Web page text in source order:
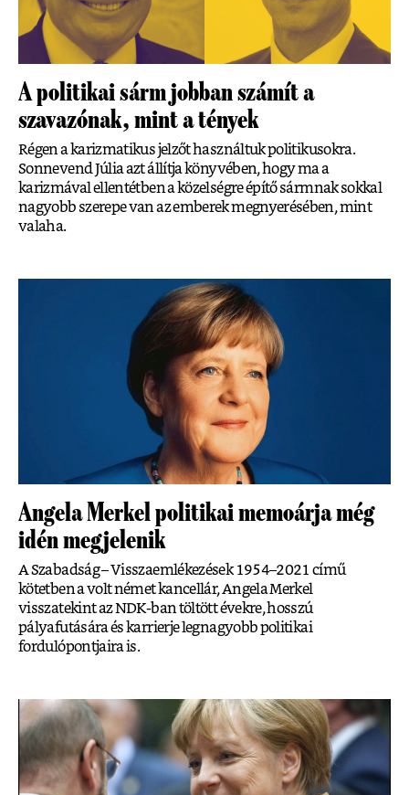
A politikai sárm jobban számít a
szavazónak, mint a tények
Régen a karizmatikus jelzőt használtuk politikusokra.
Sonnevend Júlia azt állítja könyvében, hogy ma a
karizmával ellentétben a közelségre építő sármnak sokkal
nagyobb szerepe van az emberek megnyerésében, mint
valaha.
Angela Merkel politikai memoárja még
idén megjelenik
A Szabadság – Visszaemlékezések 1954–2021 című
kötetben a volt német kancellár, Angela Merkel
visszatekint az NDK-ban töltött évekre, hosszú
pályafutására és karrierje legnagyobb politikai
fordulópontjaira is.